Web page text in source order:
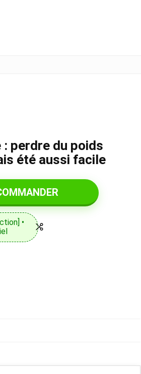
: perdre du poids
été aussi facile
•